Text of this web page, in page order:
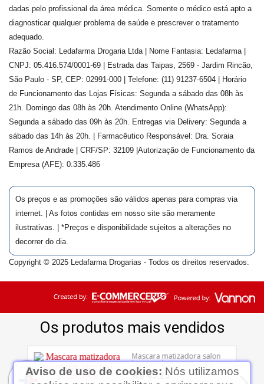
dadas pelo profissional da área médica. Somente o médico está apto a
diagnosticar qualquer problema de saúde e prescrever o tratamento
adequado.
Razão Social: Ledafarma Drogaria Ltda | Nome Fantasia: Ledafarma |
CNPJ: 05.416.574/0001-69 | Estrada das Taipas, 2569 - Jardim Rincão,
São Paulo - SP, CEP: 02991-000 | Telefone: (11) 91237-6504 | Horário
de Funcionamento das Lojas Físicas: Segunda a sábado das 08h às
21h. Domingo das 08h às 20h. Atendimento Online (WhatsApp):
Segunda a sábado das 09h às 20h. Entregas via Delivery: Segunda a
sábado das 14h às 20h. | Farmacêutico Responsável: Dra. Soraia
Ramos de Andrade
| CRF/SP: 32109 |Autorização de Funcionamento da
Empresa (AFE): 0.335.486
Os preços e as promoções são válidos apenas para compras via
internet. | As fotos contidas em nosso site são meramente
ilustrativas. | *Preços e disponibilidade sujeitos a alterações no
decorrer do dia.
Copyright © 2025 Ledafarma Drogarias - Todos os direitos reservados.
Aviso de uso de cookies: Nós utilizamos